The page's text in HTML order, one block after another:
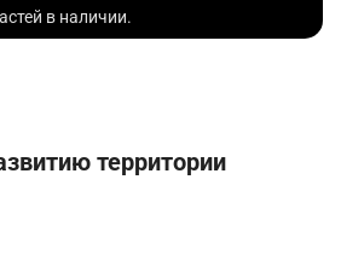
в наличии.
территории